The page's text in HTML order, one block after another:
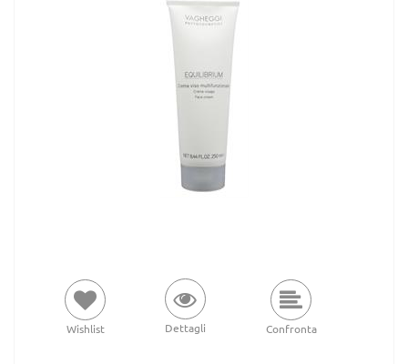
Wishlist Dettagli Confronta